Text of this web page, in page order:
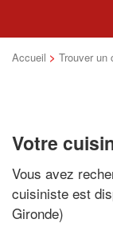
Accueil > Trouver un
Votre
Vous avez
cuisiniste est
Gironde)